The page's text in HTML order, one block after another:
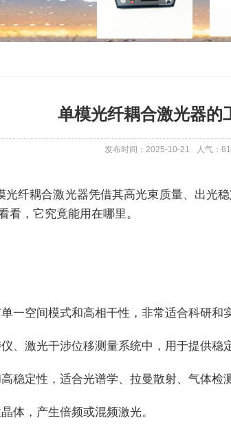
单模光纤耦合激光器的
发布时间：2025-10-21 人气：
纤耦合激光器凭借其高光束质量、出光
，它究竟能用在哪里。
一空间模式和高相干性，非常适合科研和
、激光干涉位移测量系统中，用于提供稳
稳定性，适合光谱学、拉曼散射、气体检
体，产生倍频或混频激光。